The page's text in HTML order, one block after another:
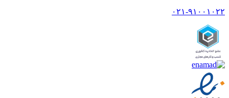
۰۲۱-۹۱۰۰۱۰۲۲